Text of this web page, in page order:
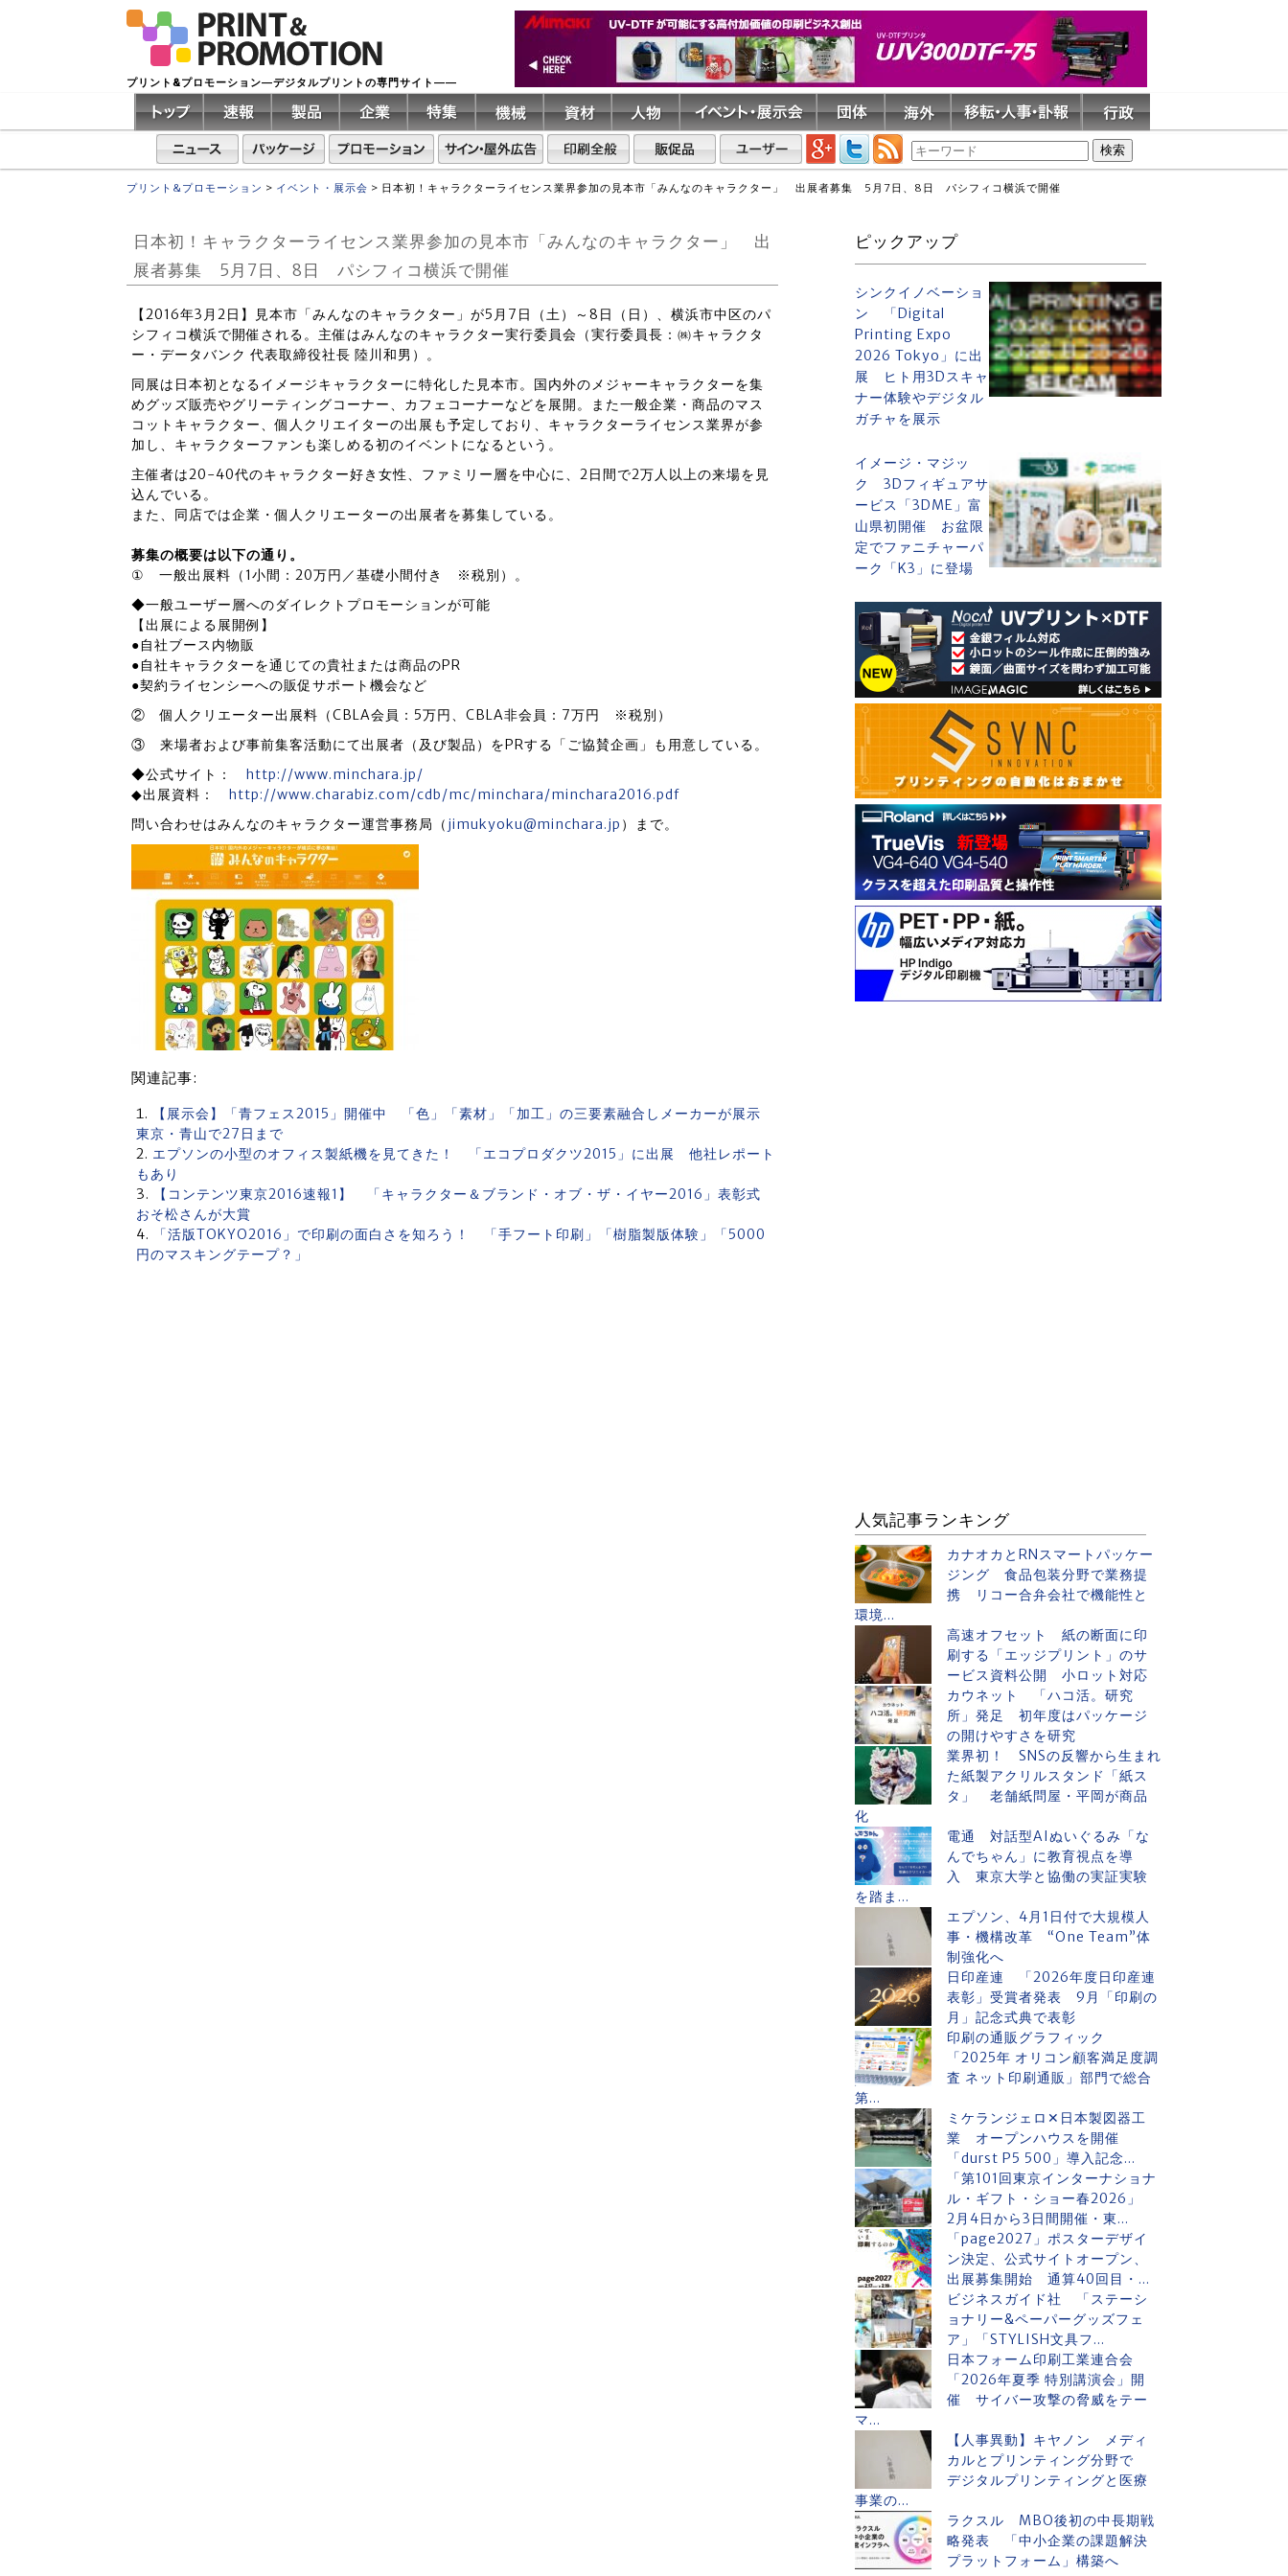
プリント&プロモーション―デジタルプリントの専門サイト――
プリント&プロモーション > イベント・展示会 > 日本初！キャラクターライセンス業界参加の見本市「みんなのキャラクター」 出展者募集 5月7日、8日 パシフィコ横浜で開催
日本初！キャラクターライセンス業界参加の見本市「みんなのキャラクター」 出
展者募集 5月7日、8日 パシフィコ横浜で開催
【2016年3月2日】見本市「みんなのキャラクター」が5月7日（土）～8日（日）、横浜市中区のパ
シフィコ横浜で開催される。主催はみんなのキャラクター実行委員会（実行委員長：㈱キャラクタ
ー・データバンク 代表取締役社長 陸川和男）。
同展は日本初となるイメージキャラクターに特化した見本市。国内外のメジャーキャラクターを集
めグッズ販売やグリーティングコーナー、カフェコーナーなどを展開。また一般企業・商品のマス
コットキャラクター、個人クリエイターの出展も予定しており、キャラクターライセンス業界が参
加し、キャラクターファンも楽しめる初のイベントになるという。
主催者は20-40代のキャラクター好き女性、ファミリー層を中心に、2日間で2万人以上の来場を見
込んでいる。
また、同店では企業・個人クリエーターの出展者を募集している。
募集の概要は以下の通り。
① 一般出展料（1小間：20万円／基礎小間付き ※税別）。
◆一般ユーザー層へのダイレクトプロモーションが可能
【出展による展開例】
●自社ブース内物販
●自社キャラクターを通じての貴社または商品のPR
●契約ライセンシーへの販促サポート機会など
② 個人クリエーター出展料（CBLA会員：5万円、CBLA非会員：7万円 ※税別）
③ 来場者および事前集客活動にて出展者（及び製品）をPRする「ご協賛企画」も用意している。
◆公式サイト： http://www.minchara.jp/
◆出展資料： http://www.charabiz.com/cdb/mc/minchara/minchara2016.pdf
問い合わせはみんなのキャラクター運営事務局（ jimukyoku@minchara.jp ）まで。
関連記事:
【展示会】「青フェス2015」開催中 「色」「素材」「加工」の三要素融合しメーカーが展示
東京・青山で27日まで
エプソンの小型のオフィス製紙機を見てきた！ 「エコプロダクツ2015」に出展 他社レポート
もあり
【コンテンツ東京2016速報1】 「キャラクター＆ブランド・オブ・ザ・イヤー2016」表彰式
おそ松さんが大賞
「活版TOKYO2016」で印刷の面白さを知ろう！ 「手フート印刷」「樹脂製版体験」「5000
円のマスキングテープ？」
ピックアップ
シンクイノベーショ
ン 「Digital
Printing Expo
2026 Tokyo」に出
展 ヒト用3Dスキャ
ナー体験やデジタル
ガチャを展示
イメージ・マジッ
ク 3Dフィギュアサ
ービス「3DME」富
山県初開催 お盆限
定でファニチャーパ
ーク「K3」に登場
人気記事ランキング
カナオカとRNスマートパッケー
ジング 食品包装分野で業務提
携 リコー合弁会社で機能性と
環境...
高速オフセット 紙の断面に印
刷する「エッジプリント」のサ
ービス資料公開 小ロット対応
カウネット 「ハコ活。研究
所」発足 初年度はパッケージ
の開けやすさを研究
業界初！ SNSの反響から生まれ
た紙製アクリルスタンド「紙ス
タ」 老舗紙問屋・平岡が商品
化
電通 対話型AIぬいぐるみ「な
んでちゃん」に教育視点を導
入 東京大学と協働の実証実験
を踏ま...
エプソン、4月1日付で大規模人
事・機構改革 “One Team”体
制強化へ
日印産連 「2026年度日印産連
表彰」受賞者発表 9月「印刷の
月」記念式典で表彰
印刷の通販グラフィック
「2025年 オリコン顧客満足度調
査 ネット印刷通販」部門で総合
第...
ミケランジェロ✕日本製図器工
業 オープンハウスを開催
「durst P5 500」導入記念...
「第101回東京インターナショナ
ル・ギフト・ショー春2026」
2月4日から3日間開催・東...
「page2027」ポスターデザイ
ン決定、公式サイトオープン、
出展募集開始 通算40回目・...
ビジネスガイド社 「ステーシ
ョナリー&ペーパーグッズフェ
ア」「STYLISH文具フ...
日本フォーム印刷工業連合会
「2026年夏季 特別講演会」開
催 サイバー攻撃の脅威をテー
マ...
【人事異動】キヤノン メディ
カルとプリンティング分野で
デジタルプリンティングと医療
事業の...
ラクスル MBO後初の中長期戦
略発表 「中小企業の課題解決
プラットフォーム」構築へ